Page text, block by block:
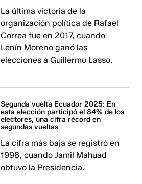
La última victoria de la
organización política de Rafael
Correa fue en 2017, cuando
Lenín Moreno ganó las
elecciones a Guillermo Lasso.
Segunda vuelta Ecuador 2025: En
esta elección participó el 84% de los
electores, una cifra récord en
segundas vueltas
La cifra más baja se registró en
1998, cuando Jamil Mahuad
obtuvo la Presidencia.